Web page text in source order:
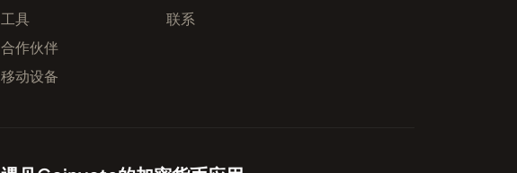
工具
合作伙伴
移动设备
联系